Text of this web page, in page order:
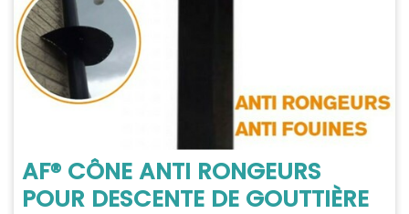
AF® CÔNE ANTI RONGEURS
POUR DESCENTE DE GOUTTIÈRE